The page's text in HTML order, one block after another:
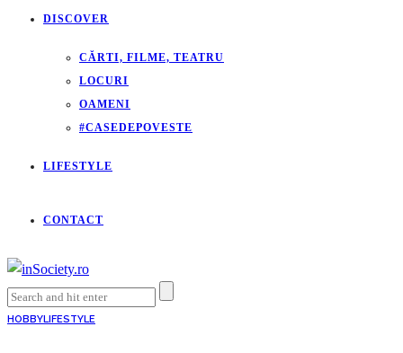
DISCOVER
CĂRTI, FILME, TEATRU
LOCURI
OAMENI
#CASEDEPOVESTE
LIFESTYLE
CONTACT
HOBBYLIFESTYLE